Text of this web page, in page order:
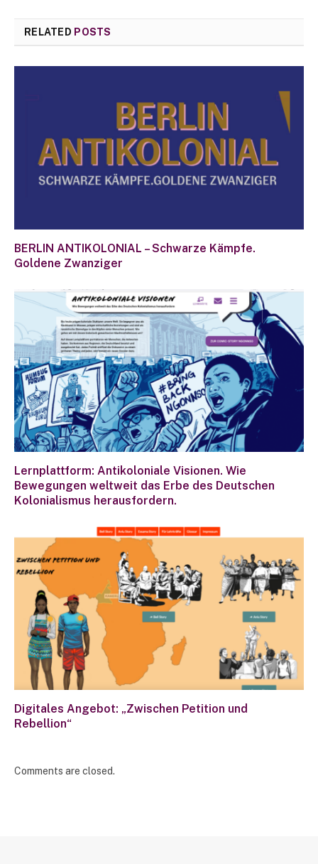
RELATED POSTS
BERLIN ANTIKOLONIAL – Schwarze Kämpfe.
Goldene Zwanziger
Lernplattform: Antikoloniale Visionen. Wie
Bewegungen weltweit das Erbe des Deutschen
Kolonialismus herausfordern.
Digitales Angebot: „Zwischen Petition und
Rebellion“
Comments are closed.